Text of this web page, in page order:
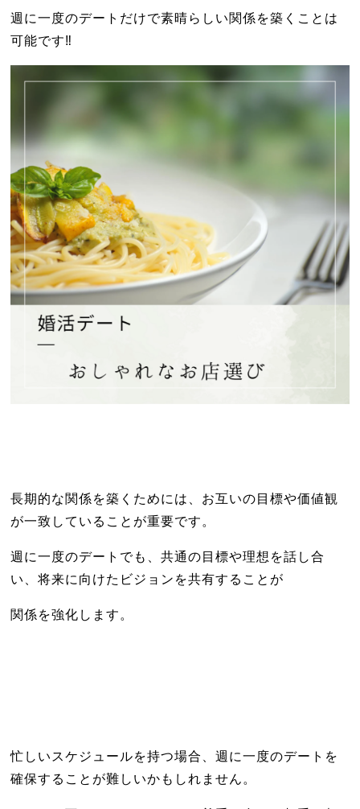
週に一度のデートだけで素晴らしい関係を築くことは
可能です‼
長期的な関係を築くためには、お互いの目標や価値観
が一致していることが重要です。
週に一度のデートでも、共通の目標や理想を話し合
い、将来に向けたビジョンを共有することが
関係を強化します。
忙しいスケジュールを持つ場合、週に一度のデートを
確保することが難しいかもしれません。